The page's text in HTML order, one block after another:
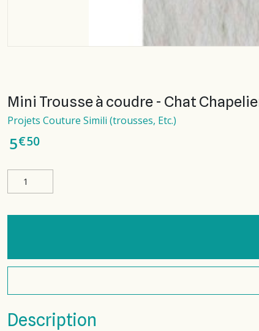
Mini Trousse à coudre - Chat
Projets Couture Simili (trousses, Etc.)
5€50
Description